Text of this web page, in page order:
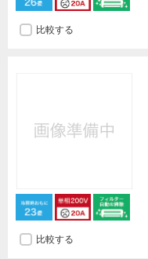
比較する
比較する